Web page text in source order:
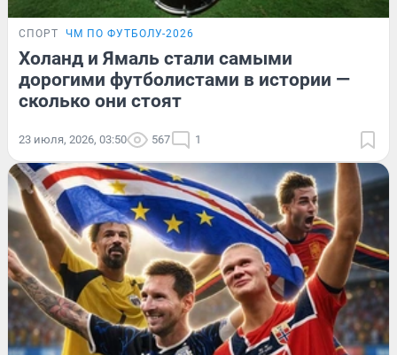
СПОРТ ЧМ ПО ФУТБОЛУ-2026
Холанд и Ямаль стали самыми
дорогими футболистами в истории —
сколько они стоят
23 июля, 2026, 03:50 567 1